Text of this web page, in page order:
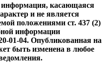
информация, касающаяся
и не является
положениями ст. 437 (2)
информации
01-04. Опубликованная на
быть изменена в любое